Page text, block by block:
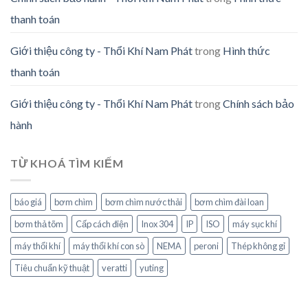
thanh toán
Giới thiệu công ty - Thổi Khí Nam Pháttrong Hình thức
thanh toán
Giới thiệu công ty - Thổi Khí Nam PháttrongChính sách bảo
hành
TỪ KHOÁ TÌM KIẾM
báo giá bơm chìm bơm chìm nước thải
bơm chìm đài loan
bơm thả tõm
Cấp cách điện Inox 304 IP ISO
máy sục khí
máy thổi khí
máy thổi khí con sò NEMA peroni
Thép không gỉ
Tiêu chuẩn kỹ thuật
veratti yuting